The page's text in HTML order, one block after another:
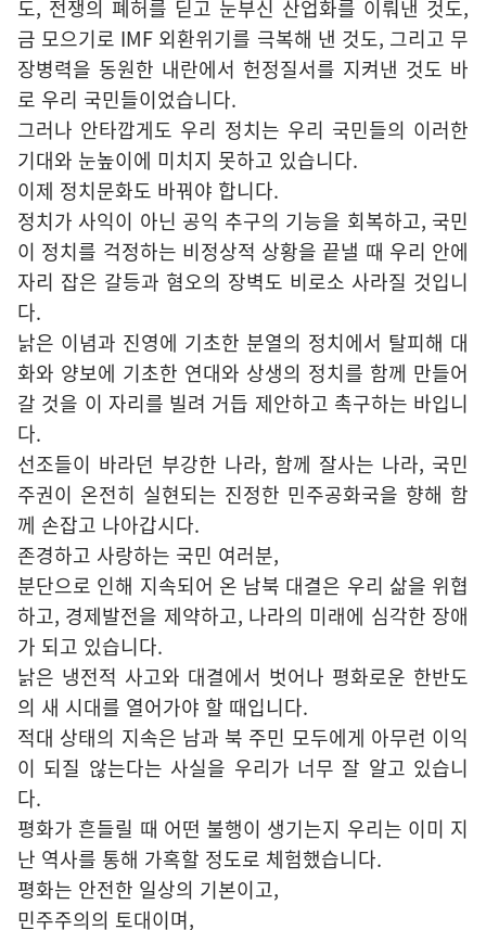
도, 전쟁의 폐허를 딛고 눈부신 산업화를 이뤄낸 것도,
금 모으기로 IMF 외환위기를 극복해 낸 것도, 그리고 무
장병력을 동원한 내란에서 헌정질서를 지켜낸 것도 바
로 우리 국민들이었습니다.
그러나 안타깝게도 우리 정치는 우리 국민들의 이러한
기대와 눈높이에 미치지 못하고 있습니다.
이제 정치문화도 바꿔야 합니다.
정치가 사익이 아닌 공익 추구의 기능을 회복하고, 국민
이 정치를 걱정하는 비정상적 상황을 끝낼 때 우리 안에
자리 잡은 갈등과 혐오의 장벽도 비로소 사라질 것입니
다.
낡은 이념과 진영에 기초한 분열의 정치에서 탈피해 대
화와 양보에 기초한 연대와 상생의 정치를 함께 만들어
갈 것을 이 자리를 빌려 거듭 제안하고 촉구하는 바입니
다.
선조들이 바라던 부강한 나라, 함께 잘사는 나라, 국민
주권이 온전히 실현되는 진정한 민주공화국을 향해 함
께 손잡고 나아갑시다.
존경하고 사랑하는 국민 여러분,
분단으로 인해 지속되어 온 남북 대결은 우리 삶을 위협
하고, 경제발전을 제약하고, 나라의 미래에 심각한 장애
가 되고 있습니다.
낡은 냉전적 사고와 대결에서 벗어나 평화로운 한반도
의 새 시대를 열어가야 할 때입니다.
적대 상태의 지속은 남과 북 주민 모두에게 아무런 이익
이 되질 않는다는 사실을 우리가 너무 잘 알고 있습니
다.
평화가 흔들릴 때 어떤 불행이 생기는지 우리는 이미 지
난 역사를 통해 가혹할 정도로 체험했습니다.
평화는 안전한 일상의 기본이고,
민주주의의 토대이며,